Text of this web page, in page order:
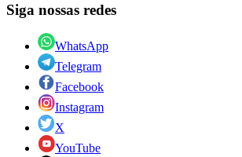
Siga nossas redes
WhatsApp
Telegram
Facebook
Instagram
X
YouTube